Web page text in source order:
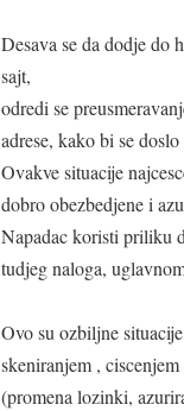
Desava se da dodje do
sajt,
odredi se
adrese, kako bi se
Ovakve situacije
dobro obezbedjene i
Napadac koristi priliku
tudjeg naloga,
Ovo su ozbiljne
skeniranjem ,
(promena lozinki,